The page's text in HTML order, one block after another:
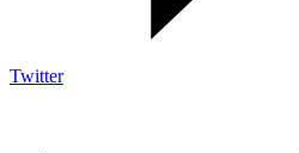
Twitter